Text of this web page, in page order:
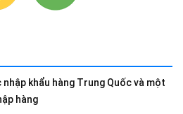
nhập khẩu hàng Trung Quốc và một
hàng